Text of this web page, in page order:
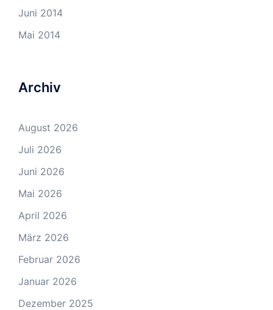
Juni 2014
Mai 2014
Archiv
August 2026
Juli 2026
Juni 2026
Mai 2026
April 2026
März 2026
Februar 2026
Januar 2026
Dezember 2025